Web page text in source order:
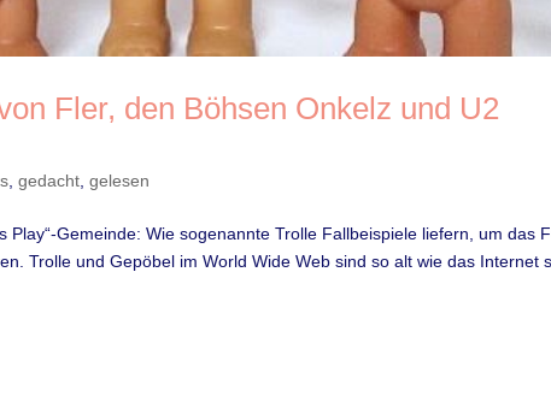
Fler, den Böhsen Onkelz und U2
,gedacht,gelesen
Play“-Gemeinde: Wie sogenannte Trolle Fallbeispiele liefern, um das
Trolle und Gepöbel im World Wide Web sind so alt wie das Internet